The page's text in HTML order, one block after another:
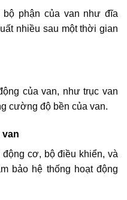
bộ phận của van như đĩa
nhiều sau một thời gian
của van, như trục van
cường độ bền của van.
van
cơ, bộ điều khiển, và
bảo hệ thống hoạt động